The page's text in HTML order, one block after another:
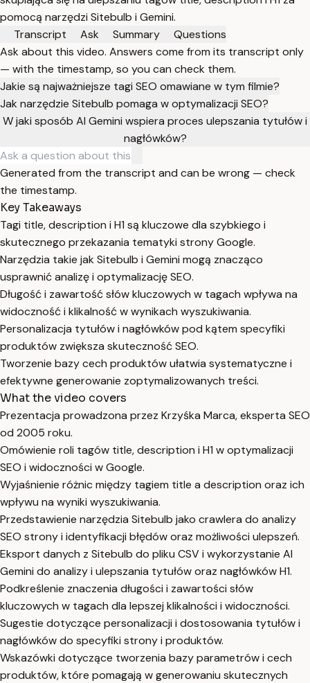
pomocą narzędzi Sitebulb i Gemini.
Transcript
Ask Summary
Questions
Ask about this video. Answers come from its transcript only
— with the timestamp, so you can check them.
Jakie są najważniejsze tagi SEO omawiane w tym filmie?
Jak narzędzie Sitebulb pomaga w optymalizacji SEO?
W jaki sposób AI Gemini wspiera proces ulepszania tytułów i
nagłówków?
Generated from the transcript and can be wrong — check
the timestamp.
Key Takeaways
Tagi title, description i H1 są kluczowe dla szybkiego i
skutecznego przekazania tematyki strony Google.
Narzędzia takie jak Sitebulb i Gemini mogą znacząco
usprawnić analizę i optymalizację SEO.
Długość i zawartość słów kluczowych w tagach wpływa na
widoczność i klikalność w wynikach wyszukiwania.
Personalizacja tytułów i nagłówków pod kątem specyfiki
produktów zwiększa skuteczność SEO.
Tworzenie bazy cech produktów ułatwia systematyczne i
efektywne generowanie zoptymalizowanych treści.
What the video covers
Prezentacja prowadzona przez Krzyśka Marca, eksperta SEO
od 2005 roku.
Omówienie roli tagów title, description i H1 w optymalizacji
SEO i widoczności w Google.
Wyjaśnienie różnic między tagiem title a description oraz ich
wpływu na wyniki wyszukiwania.
Przedstawienie narzędzia Sitebulb jako crawlera do analizy
SEO strony i identyfikacji błędów oraz możliwości ulepszeń.
Eksport danych z Sitebulb do pliku CSV i wykorzystanie AI
Gemini do analizy i ulepszania tytułów oraz nagłówków H1.
Podkreślenie znaczenia długości i zawartości słów
kluczowych w tagach dla lepszej klikalności i widoczności.
Sugestie dotyczące personalizacji i dostosowania tytułów i
nagłówków do specyfiki strony i produktów.
Wskazówki dotyczące tworzenia bazy parametrów i cech
produktów, które pomagają w generowaniu skutecznych